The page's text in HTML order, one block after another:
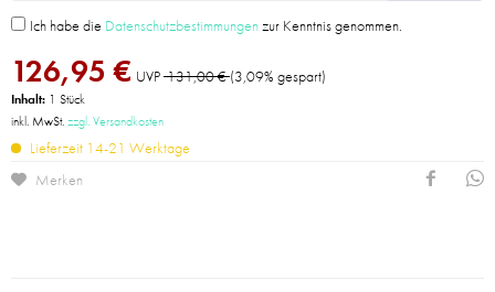
Ich habe die Datenschutzbestimmungenzur Kenntnis genommen.
126,95 € UVP131,00 €(3,09% gespart)
Inhalt: 1 Stück
inkl. MwSt.zzgl. Versandkosten
Lieferzeit 14-21 Werktage
Merken